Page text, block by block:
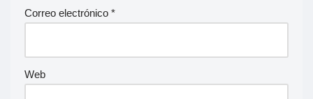
Correo electrónico *
Web